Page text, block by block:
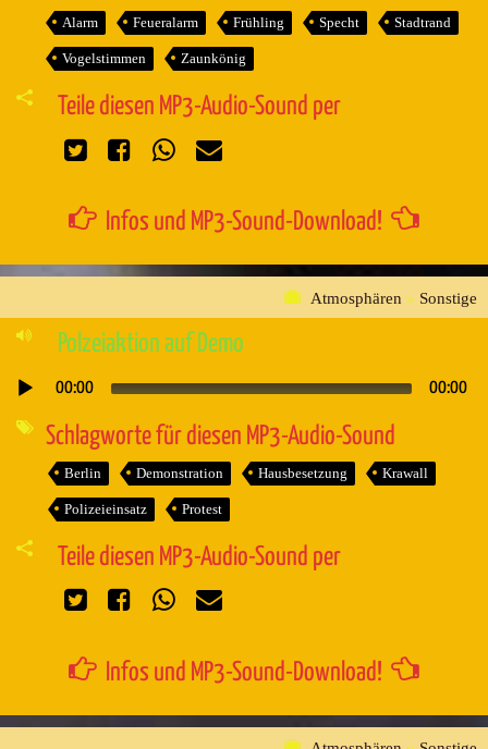
Alarm Feueralarm Frühling Specht Stadtrand
Vogelstimmen Zaunkönig
Teile diesen MP3-Audio-Sound per
Infos und MP3-Sound-Download!
Atmosphären » Sonstige
Polzeiaktion auf Demo
Audio-
00:00 00:00
Schlagworte für diesen MP3-Audio-Sound
Berlin Demonstration Hausbesetzung Krawall
Polizeieinsatz Protest
Teile diesen MP3-Audio-Sound per
Infos und MP3-Sound-Download!